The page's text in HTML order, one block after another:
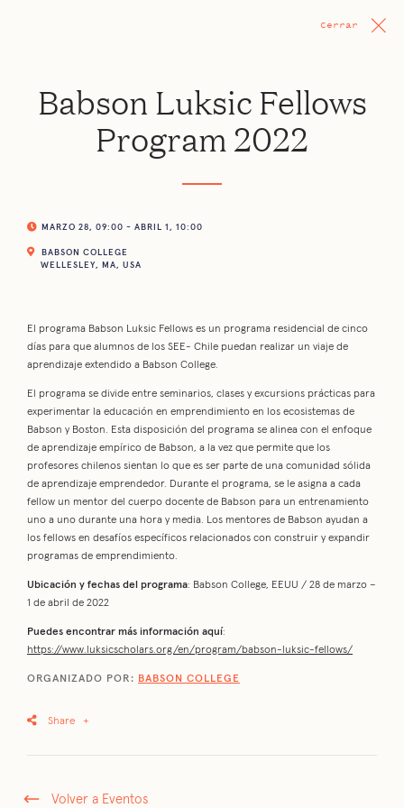
Cerrar
Babson Luksic Fellows
Program 2022
MARZO 28, 09:00 - ABRIL 1, 10:00
BABSON COLLEGE
WELLESLEY, MA, USA
El programa Babson Luksic Fellows es un programa residencial de cinco
días para que alumnos de los SEE- Chile puedan realizar un viaje de
aprendizaje extendido a Babson College.
El programa se divide entre seminarios, clases y excursions prácticas para
experimentar la educación en emprendimiento en los ecosistemas de
Babson y Boston. Esta disposición del programa se alinea con el enfoque
de aprendizaje empírico de Babson, a la vez que permite que los
profesores chilenos sientan lo que es ser parte de una comunidad sólida
de aprendizaje emprendedor. Durante el programa, se le asigna a cada
fellow un mentor del cuerpo docente de Babson para un entrenamiento
uno a uno durante una hora y media. Los mentores de Babson ayudan a
los fellows en desafíos específicos relacionados con construir y expandir
programas de emprendimiento.
Ubicación y fechas del programa: Babson College, EEUU / 28 de marzo –
1 de abril de 2022
Puedes encontrar más información aquí:
https://www.luksicscholars.org/en/program/babson-luksic-fellows/
ORGANIZADO POR: BABSON COLLEGE
Share +
Volver a Eventos